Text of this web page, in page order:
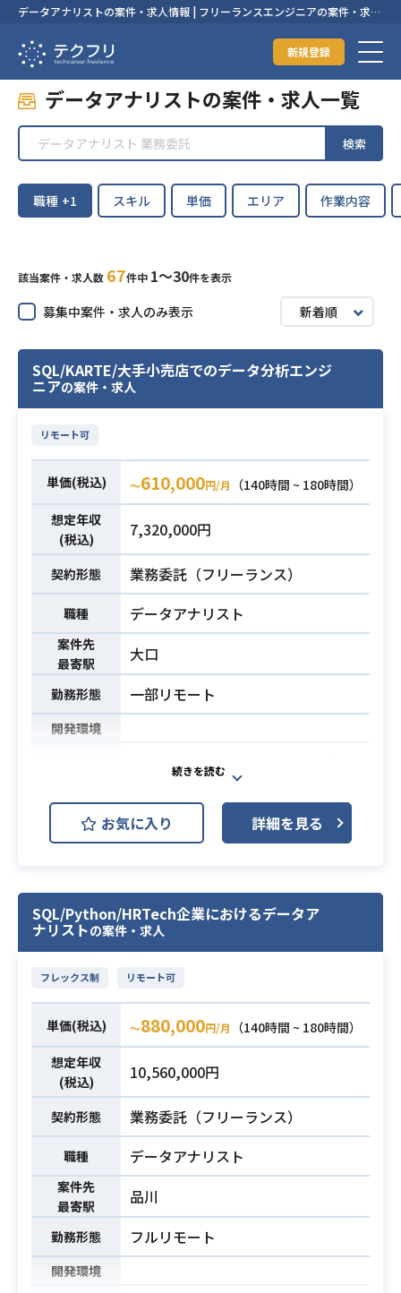
データアナリストの案件・求人情報 | フリーランスエンジニアの案件・求人
新規登録
データアナリストの案件・求人一覧
検索
職種 +1 スキル 単価 エリア 作業内容
該当案件・求人数 67件中 1〜30件を表示
募集中案件・求人のみ表示 新着順
SQL/KARTE/大手小売店でのデータ分析エンジ
ニアの案件・求人
リモート可
単価(税込) 〜610,000円/月
（140時間 ~ 180時間）
想定年収
(税込)
7,320,000円
契約形態 業務委託（フリーランス）
職種 データアナリスト
案件先
最寄駅
大口
勤務形態 一部リモート
開発環境
業務内容
Web接客ツール（KARTE）を導入し
ているお客様先にて、
Webサイトの運用やアプリのデータ
分析業務を支援していただきます。
務をご担当いただきます。
【仕事内容】
下記の業務を担っていただく想定で
・データ分析、集計、効果検証業務
・各種資料の作成
・KARTEを使用したWebサイト運用
およびアプリデータ分析支援業務
※詳細は面談時にお伝えします。
必須スキル
・SQLの読み書きスキル
・データ取得後の集計、分析経験
・オフィスツールを使用した資料作
成経験
・MAツールの導入経験または知見
お気に入り 詳細を見る
SQL/Python/HRTech企業におけるデータア
ナリストの案件・求人
フレックス制 リモート可
単価(税込) 〜880,000円/月
（140時間 ~ 180時間）
想定年収
(税込)
10,560,000円
契約形態 業務委託（フリーランス）
職種 データアナリスト
案件先
最寄駅
品川
勤務形態 フルリモート
開発環境